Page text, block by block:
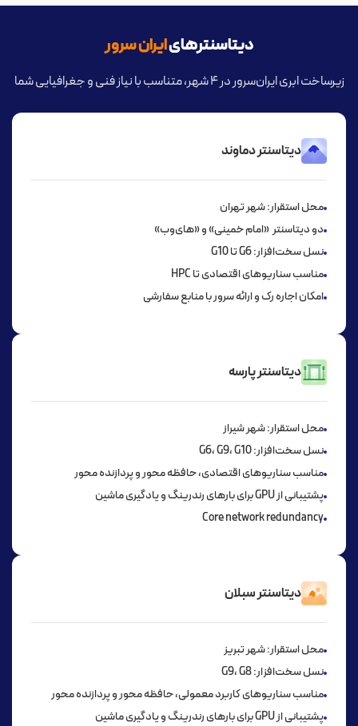
دیتاسنترهایایران سرور
زیرساخت ابری ایران‌سرور در ۴ شهر، متناسب با نیاز فنی و جغرافیایی شما
دیتاسنتر دماوند
محل استقرار: شهر تهران
دو دیتاسنتر «امام خمینی» و «های‌وب»
نسل سخت‌افزار: G6 تا G10
مناسب سناریوهای اقتصادی تا HPC
امکان اجاره رک و ارائه سرور با منابع سفارشی
دیتاسنتر پارسه
محل استقرار: شهر شیراز
نسل سخت‌افزار: G6، G9، G10
مناسب سناریوهای اقتصادی، حافظه محور و پردازنده محور
پشتیبانی از GPU برای بارهای رندرینگ و یادگیری ماشین
Core network redundancy
دیتاسنتر سبلان
محل استقرار: شهر تبریز
نسل سخت‌افزار: G9، G8
مناسب سناریوهای کاربرد معمولی، حافظه محور و پردازنده محور
پشتیبانی از GPU برای بارهای رندرینگ و یادگیری ماشین